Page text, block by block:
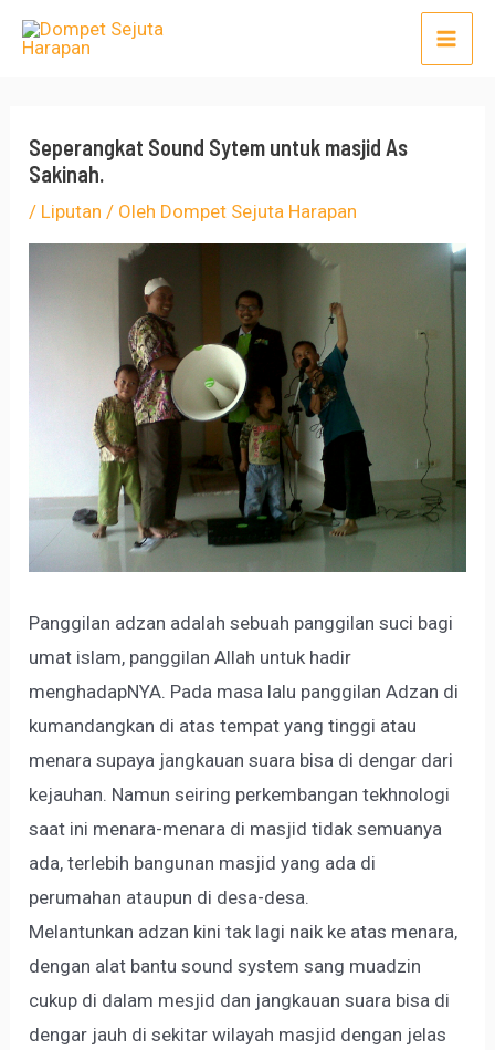
Lewati
Main
Seperangkat Sound Sytem untuk masjid As
Sakinah.
/ Liputan / Oleh Dompet Sejuta Harapan
Panggilan adzan adalah sebuah panggilan suci bagi
umat islam, panggilan Allah untuk hadir
menghadapNYA. Pada masa lalu panggilan Adzan di
kumandangkan di atas tempat yang tinggi atau
menara supaya jangkauan suara bisa di dengar dari
kejauhan. Namun seiring perkembangan tekhnologi
saat ini menara-menara di masjid tidak semuanya
ada, terlebih bangunan masjid yang ada di
perumahan ataupun di desa-desa.
Melantunkan adzan kini tak lagi naik ke atas menara,
dengan alat bantu sound system sang muadzin
cukup di dalam mesjid dan jangkauan suara bisa di
dengar jauh di sekitar wilayah masjid dengan jelas
Post
navigation